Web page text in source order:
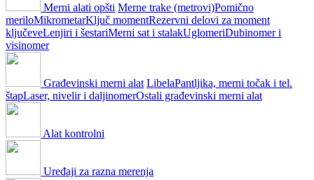
Merni alati opšti Merne trake (metrovi)Pomično
meriloMikrometarKljuč momentRezervni delovi za moment
ključeveLenjiri i šestariMerni sat i stalakUglomeriDubinomer i
visinomer
Građevinski merni alat LibelaPantljika, merni točak i tel.
štapLaser, nivelir i daljinomerOstali građevinski merni alat
Alat kontrolni
Uređaji za razna merenja